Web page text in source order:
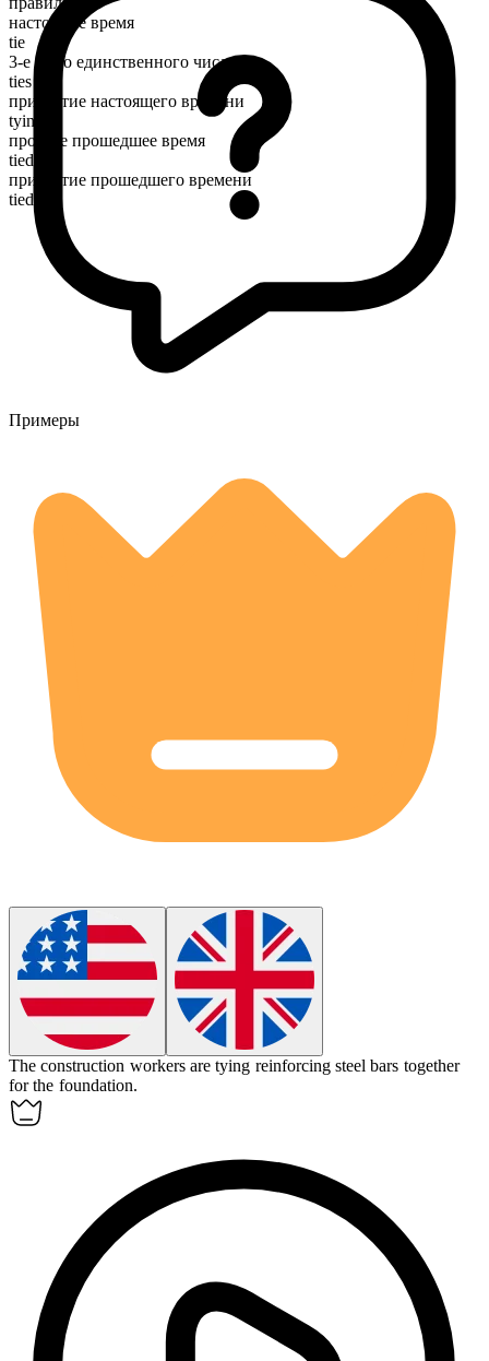
настоящее время
tie
3-е лицо единственного числа
ties
причастие настоящего времени
tying
простое прошедшее время
tied
причастие прошедшего времени
tied
Примеры
The construction workers aretying reinforcing steel bars together
for the foundation.